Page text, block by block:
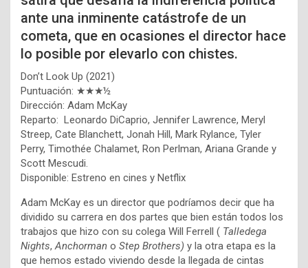
ante una inminente catástrofe de un
cometa, que en ocasiones el director hace
lo posible por elevarlo con chistes.
Don’t Look Up (2021)
Puntuación: ★★★½
Dirección: Adam McKay
Reparto: Leonardo DiCaprio, Jennifer Lawrence, Meryl
Streep, Cate Blanchett, Jonah Hill, Mark Rylance, Tyler
Perry, Timothée Chalamet, Ron Perlman, Ariana Grande y
Scott Mescudi.
Disponible: Estreno en cines y Netflix
Adam McKay es un director que podríamos decir que ha
dividido su carrera en dos partes que bien están todos los
trabajos que hizo con su colega Will Ferrell ( Talledega
Nights,Anchorman o Step Brothers) y la otra etapa es la
que hemos estado viviendo desde la llegada de cintas